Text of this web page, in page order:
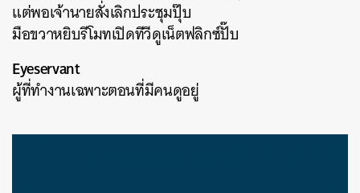
แต่พอเจ้านายสั่งเลิกประชุมปุ๊บ
มือขวาหยิบรีโมทเปิดทีวีดูเน็ตฟลิกซ์ปั๊บ
Eyeservant
ผู้ที่ทำงานเฉพาะตอนที่มีคนดูอยู่